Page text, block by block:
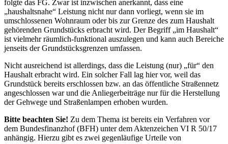
folgte das FG. Zwar ist inzwischen anerkannt, dass eine
„haushaltsnahe“ Leistung nicht nur dann vorliegt, wenn sie im
umschlossenen Wohnraum oder bis zur Grenze des zum Haushalt
gehörenden Grundstücks erbracht wird. Der Begriff „im Haushalt“
ist vielmehr räumlich-funktional auszulegen und kann auch Bereiche
jenseits der Grundstücksgrenzen umfassen.
Nicht ausreichend ist allerdings, dass die Leistung (nur) „für“ den
Haushalt erbracht wird. Ein solcher Fall lag hier vor, weil das
Grundstück bereits erschlossen bzw. an das öffentliche Straßennetz
angeschlossen war und die Anliegerbeiträge nur für die Herstellung
der Gehwege und Straßenlampen erhoben wurden.
Bitte beachten Sie! Zu dem Thema ist bereits ein Verfahren vor
dem Bundesfinanzhof (BFH) unter dem Aktenzeichen VI R 50/17
anhängig. Hierzu gibt es zwei gegenläufige Urteile von